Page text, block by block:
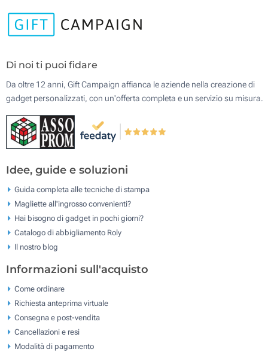
Di noi ti puoi fidare
Da oltre 12 anni, Gift Campaign affianca le aziende nella creazione di
gadget personalizzati, con un'offerta completa e un servizio su misura.
Idee, guide e soluzioni
Guida completa alle tecniche di stampa
Magliette all'ingrosso convenienti?
Hai bisogno di gadget in pochi giorni?
Catalogo di abbigliamento Roly
Il nostro blog
Informazioni sull'acquisto
Come ordinare
Richiesta anteprima virtuale
Consegna e post-vendita
Cancellazioni e resi
Modalità di pagamento